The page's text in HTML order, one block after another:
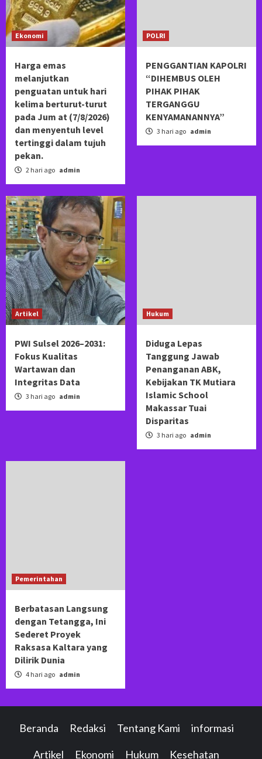
Ekonomi
Harga emas
melanjutkan
penguatan untuk hari
kelima berturut-turut
pada Jum at (7/8/2026)
dan menyentuh level
tertinggi dalam tujuh
pekan.
2 hari ago admin
POLRI
PENGGANTIAN KAPOLRI
“DIHEMBUS OLEH
PIHAK PIHAK
TERGANGGU
KENYAMANANNYA”
3 hari ago admin
Artikel
PWI Sulsel 2026–2031:
Fokus Kualitas
Wartawan dan
Integritas Data
3 hari ago admin
Hukum
Diduga Lepas
Tanggung Jawab
Penanganan ABK,
Kebijakan TK Mutiara
Islamic School
Makassar Tuai
Disparitas
3 hari ago admin
Pemerintahan
Berbatasan Langsung
dengan Tetangga, Ini
Sederet Proyek
Raksasa Kaltara yang
Dilirik Dunia
4 hari ago admin
Beranda Redaksi Tentang Kami informasi
Artikel Ekonomi Hukum Kesehatan